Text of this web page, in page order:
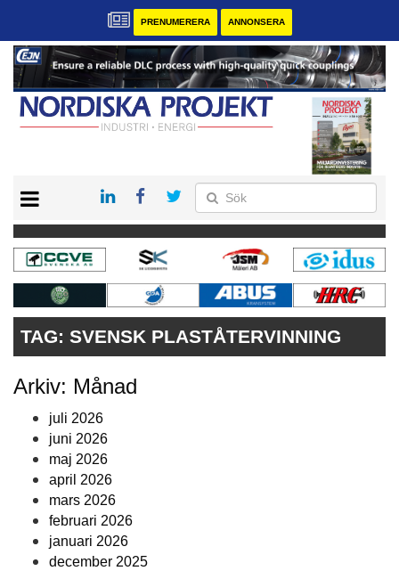
PRENUMERERA ANNONSERA
KONTAKT
VÅRA ANDRA MAGASIN
PRENUMERERA
ANNONSERA
TAG: SVENSK PLASTÅTERVINNING
Arkiv: Månad
juli 2026
juni 2026
maj 2026
april 2026
mars 2026
februari 2026
januari 2026
december 2025